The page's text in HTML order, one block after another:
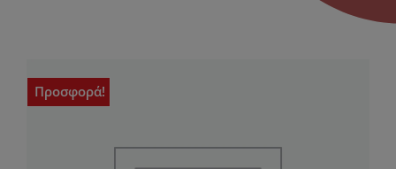
Προσφορά!